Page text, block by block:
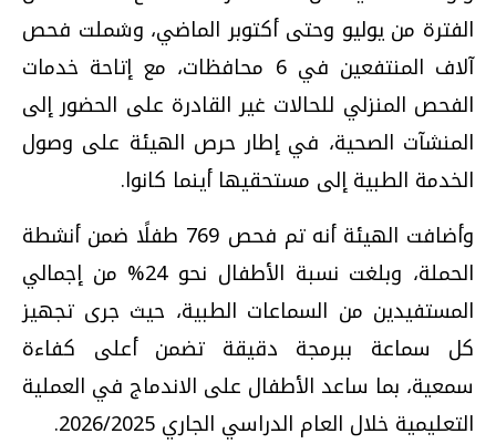
الفترة من يوليو وحتى أكتوبر الماضي، وشملت فحص
آلاف المنتفعين في 6 محافظات، مع إتاحة خدمات
الفحص المنزلي للحالات غير القادرة على الحضور إلى
المنشآت الصحية، في إطار حرص الهيئة على وصول
الخدمة الطبية إلى مستحقيها أينما كانوا.
وأضافت الهيئة أنه تم فحص 769 طفلًا ضمن أنشطة
الحملة، وبلغت نسبة الأطفال نحو 24% من إجمالي
المستفيدين من السماعات الطبية، حيث جرى تجهيز
كل سماعة ببرمجة دقيقة تضمن أعلى كفاءة
سمعية، بما ساعد الأطفال على الاندماج في العملية
التعليمية خلال العام الدراسي الجاري 2026/2025.